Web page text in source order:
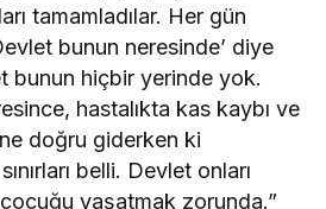
tamamladılar. Her gün
bunun neresinde’ diye
bunun hiçbir yerinde yok.
hastalıkta kas kaybı ve
doğru giderken ki
belli. Devlet onları
yaşatmak zorunda.”